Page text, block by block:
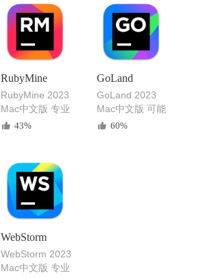
RubyMine
RubyMine 2023
Mac中文版 专业
的 Ruby on Rails
43%
GoLand
GoLand 2023
Mac中文版 可能
是最好的Go语言
60%
WebStorm
WebStorm 2023
Mac中文版 专业